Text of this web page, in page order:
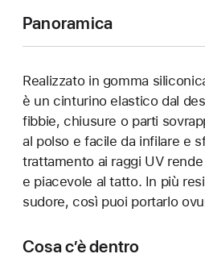
Panoramica
Realizzato in gomma
è un cinturino elastico dal
fibbie, chiusure o parti
al polso e facile da infilare e
trattamento ai raggi UV
e piacevole al tatto. In più
sudore, così puoi portarlo
Cosa c’è dentro